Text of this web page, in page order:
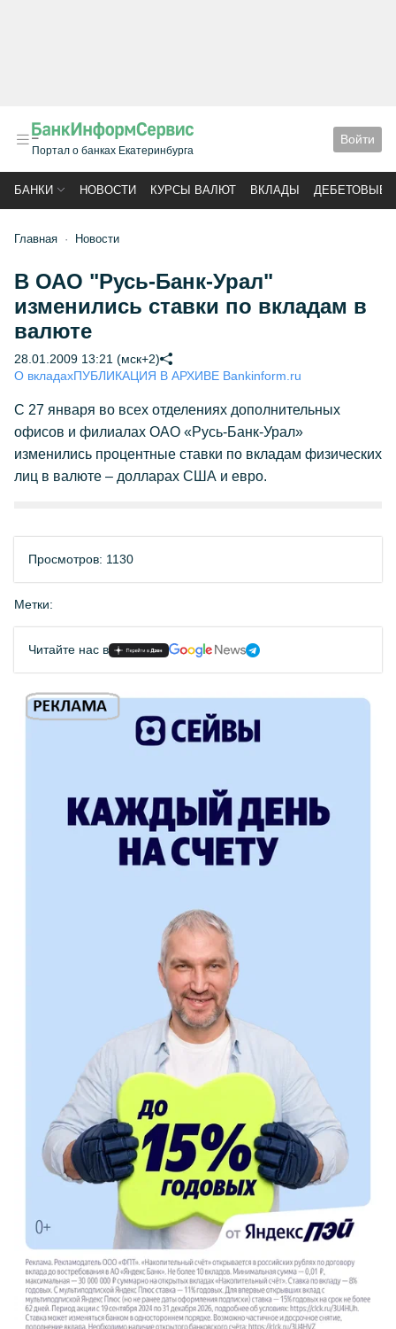
Портал о банках Екатеринбурга
Войти
БАНКИ НОВОСТИ КУРСЫ ВАЛЮТ ВКЛАДЫ ДЕБЕТОВЫЕ
Главная Новости
В ОАО "Русь-Банк-Урал"
изменились ставки по вкладам в
валюте
28.01.2009 13:21 (мск+2)
О вкладахПУБЛИКАЦИЯ В АРХИВЕ Bankinform.ru
С 27 января во всех отделениях дополнительных
офисов и филиалах ОАО «Русь-Банк-Урал»
изменились процентные ставки по вкладам физических
лиц в валюте – долларах США и евро.
Просмотров: 1130
Метки:
Читайте нас в